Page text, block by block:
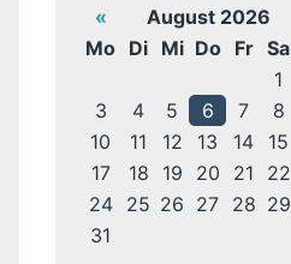
« August 2026
Mo Di Mi Do Fr Sa
1
3
4 5 6 7 8
10
11 12 13 14 15
17
18 19 20 21 22
24
25 26 27 28 29
31